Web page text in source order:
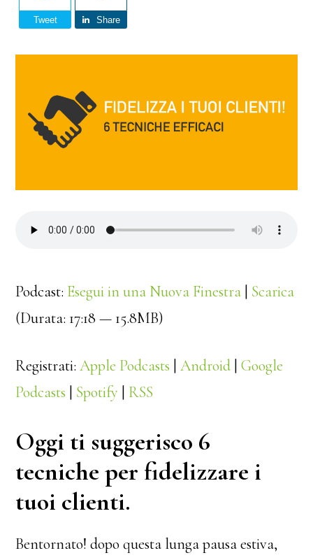
Tweet Share
Podcast: Esegui in una Nuova Finestra | Scarica
(Durata: 17:18 — 15.8MB)
Registrati:Apple Podcasts |Android |Google
Podcasts | Spotify | RSS
Oggi ti suggerisco 6
tecniche per fidelizzare i
tuoi clienti.
Bentornato! dopo questa lunga pausa estiva,